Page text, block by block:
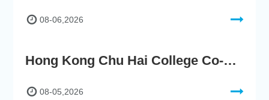
08-06,2026
Hong Kong Chu Hai College Co-Organises"2nd AIGC Cultural Digital Content Creation Competition"
08-05,2026